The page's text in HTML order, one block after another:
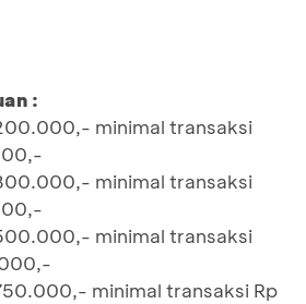
:
minimal transaksi
minimal transaksi
minimal transaksi
minimal transaksi Rp